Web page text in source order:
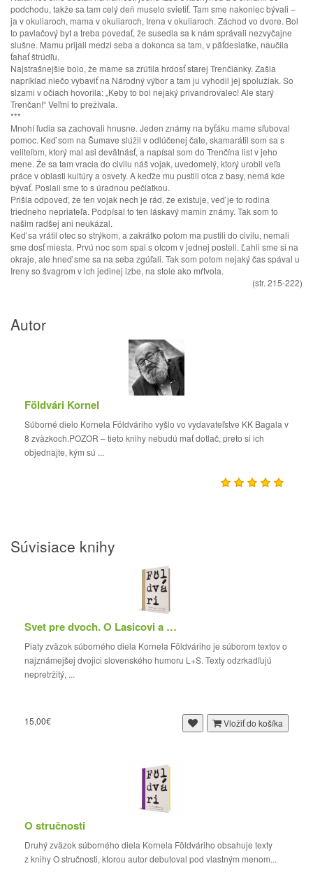
podchodu, takže sa tam celý deň muselo svietiť. Tam sme nakoniec bývali –
ja v okuliaroch, mama v okuliaroch, Irena v okuliaroch. Záchod vo dvore. Bol
to pavlačový byt a treba povedať, že susedia sa k nám správali nezvyčajne
slušne. Mamu prijali medzi seba a dokonca sa tam, v päťdesiatke, naučila
ťahať štrúdľu.
Najstrašnejšie bolo, že mame sa zrútila hrdosť starej Trenčianky. Zašla
napríklad niečo vybaviť na Národný výbor a tam ju vyhodil jej spolužiak. So
slzami v očiach hovorila: „Keby to bol nejaký privandrovalec! Ale starý
Trenčan!“ Veľmi to prežívala.
***
Mnohí ľudia sa zachovali hnusne. Jeden známy na byťáku mame sľuboval
pomoc. Keď som na Šumave slúžil v odlúčenej čate, skamarátil som sa s
veliteľom, ktorý mal asi devätnásť, a napísal som do Trenčína list v jeho
mene. Že sa tam vracia do civilu náš vojak, uvedomelý, ktorý urobil veľa
práce v oblasti kultúry a osvety. A keďže mu pustili otca z basy, nemá kde
bývať. Poslali sme to s úradnou pečiatkou.
Prišla odpoveď, že ten vojak nech je rád, že existuje, veď je to rodina
triedneho nepriateľa. Podpísal to ten láskavý mamin známy. Tak som to
našim radšej ani neukázal.
Keď sa vrátil otec so strýkom, a zakrátko potom ma pustili do civilu, nemali
sme dosť miesta. Prvú noc som spal s otcom v jednej posteli. Ľahli sme si na
okraje, ale hneď sme sa na seba zgúľali. Tak som potom nejaký čas spával u
Ireny so švagrom v ich jedinej izbe, na stole ako mŕtvola.
(str. 215-222)
Autor
Földvári Kornel
Súborné dielo Kornela Földváriho vyšlo vo vydavateľstve KK Bagala v
8 zväzkoch.POZOR – tieto knihy nebudú mať dotlač, preto si ich
objednajte, kým sú ...
Súvisiace knihy
Svet pre dvoch. O Lasicovi a Satinskom
Piaty zväzok súborného diela Kornela Földváriho je súborom textov o
najznámejšej dvojici slovenského humoru L+S. Texty odzrkadľujú
nepretržitý, ...
15,00€ Vložiť do košíka
O stručnosti
Druhý zväzok súborného diela Kornela Földváriho obsahuje texty
z knihy O stručnosti, ktorou autor debutoval pod vlastným menom...